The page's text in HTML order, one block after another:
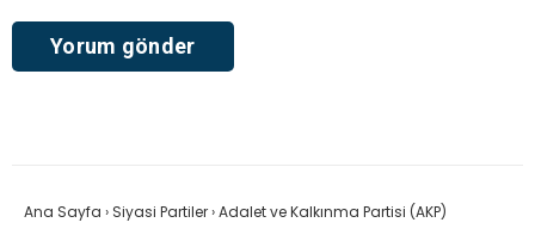
Ana Sayfa › Siyasi Partiler›Adalet ve Kalkınma Partisi (AKP)